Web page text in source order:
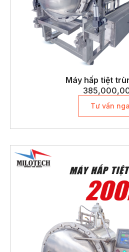
Máy hấp tiệt
Tư vấn